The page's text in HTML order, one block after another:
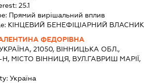
25.1
Прямий вирішальний вплив
КІНЦЕВИЙ БЕНЕФІЦІАРНИЙ ВЛАСНИК
ФЕДОРІВНА
21050, ВІННИЦЬКА ОБЛ.,
МІСТО ВІННИЦЯ, ВУЛ.ГАВРИШ МАРІЇ,
Україна